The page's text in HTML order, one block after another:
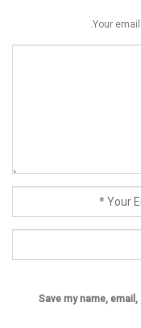
Your
Save my name,